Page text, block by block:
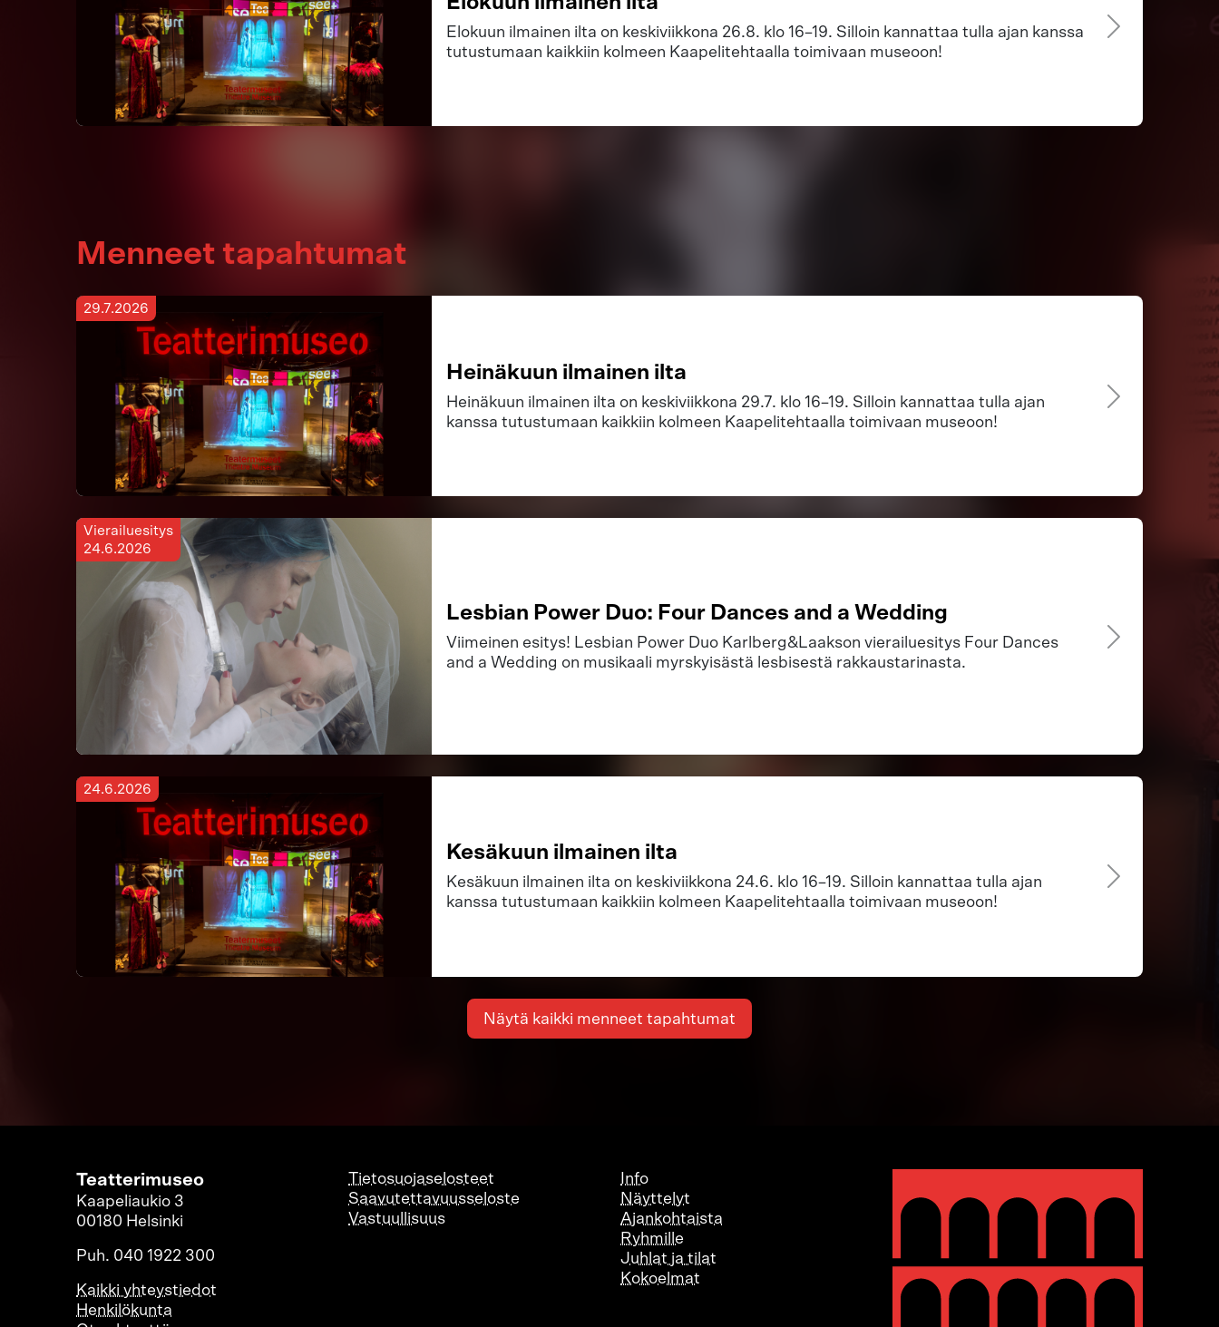
Elokuun ilmainen ilta on keskiviikkona 26.8. klo 16–19. Silloin kannattaa tulla ajan kanssa
tutustumaan kaikkiin kolmeen Kaapelitehtaalla toimivaan museoon!
Menneet tapahtumat
29.7.2026
Heinäkuun ilmainen ilta
Heinäkuun ilmainen ilta on keskiviikkona 29.7. klo 16–19. Silloin kannattaa tulla ajan
kanssa tutustumaan kaikkiin kolmeen Kaapelitehtaalla toimivaan museoon!
Vierailuesitys
24.6.2026
Lesbian Power Duo: Four Dances and a Wedding
Viimeinen esitys! Lesbian Power Duo Karlberg&Laakson vierailuesitys Four Dances
and a Wedding on musikaali myrskyisästä lesbisestä rakkaustarinasta.
24.6.2026
Kesäkuun ilmainen ilta
Kesäkuun ilmainen ilta on keskiviikkona 24.6. klo 16–19. Silloin kannattaa tulla ajan
kanssa tutustumaan kaikkiin kolmeen Kaapelitehtaalla toimivaan museoon!
Näytä kaikki menneet tapahtumat
Teatterimuseo
Kaapeliaukio 3
00180 Helsinki
Puh. 040 1922 300
Kaikki yhteystiedot
Henkilökunta
Tietosuojaselosteet
Saavutettavuusseloste
Vastuullisuus
Info
Näyttelyt
Ajankohtaista
Ryhmille
Juhlat ja tilat
Kokoelmat